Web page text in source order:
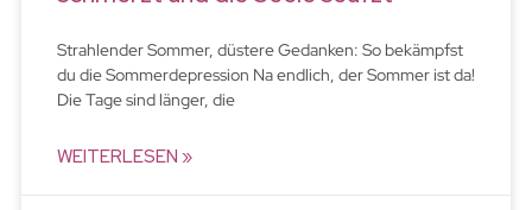
Strahlender Sommer, düstere Gedanken: So bekämpfst
du die Sommerdepression Na endlich, der Sommer ist da!
Die Tage sind länger, die
WEITERLESEN »